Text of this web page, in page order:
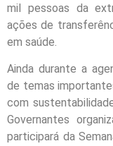
mil pessoas da
ações de
em saúde.
Ainda durante a
de temas
com
Governantes
participará da